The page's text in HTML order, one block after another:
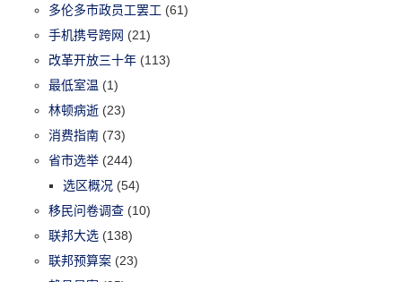
多伦多市政员工罢工 (61)
手机携号跨网 (21)
改革开放三十年 (113)
最低室温 (1)
林顿病逝 (23)
消费指南 (73)
省市选举 (244)
选区概况 (54)
移民问卷调查 (10)
联邦大选 (138)
联邦预算案 (23)